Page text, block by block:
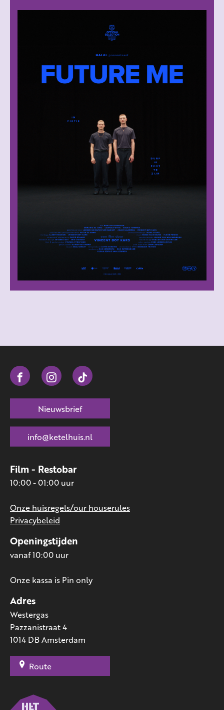
Adres
Westergas
Pazzanistraat 4
1014 DB Amsterdam
Route
Openingstijden
vanaf 10:00 uur
Onze kassa is Pin only
Film - Restobar
10:00 - 01:00 uur
Onze huisregels/our houserules
Privacybeleid
Nieuwsbrief
info@ketelhuis.nl